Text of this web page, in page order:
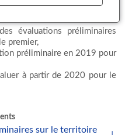
évaluations préliminaires
premier,
préliminaire en 2019 pour
à partir de 2020 pour le
sur le territoire